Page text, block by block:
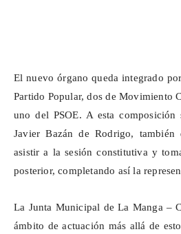
El nuevo órgano queda integrado
Partido Popular, dos de Movimiento
uno del PSOE. A esta composición
Javier Bazán de Rodrigo,
asistir a la sesión constitutiva y
posterior, completando así la
La Junta Municipal de La Manga –
ámbito de actuación más allá de